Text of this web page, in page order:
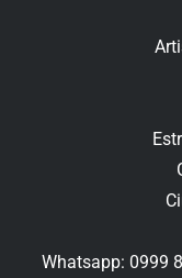
Whatsapp: 0999